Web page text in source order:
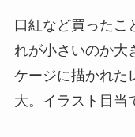
口紅など買ったこ
れが小さいのか大
ケージに描かれた
大。イラスト目当